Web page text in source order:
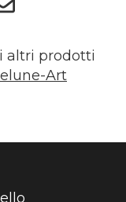
altri prodotti
Art